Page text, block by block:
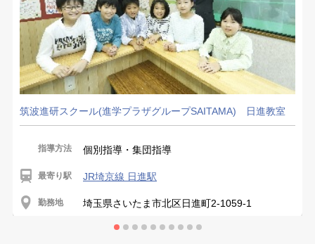
筑波進研スクール(進学プラザグループSAITAMA) 日進教室
指導方法 個別指導・集団指導
最寄り駅 JR埼京線 日進駅
勤務地 埼玉県さいたま市北区日進町2-1059-1